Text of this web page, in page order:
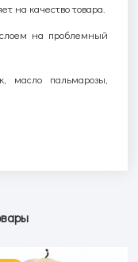
на качество товара.
на проблемный
масло пальмарозы,
витамин Е).